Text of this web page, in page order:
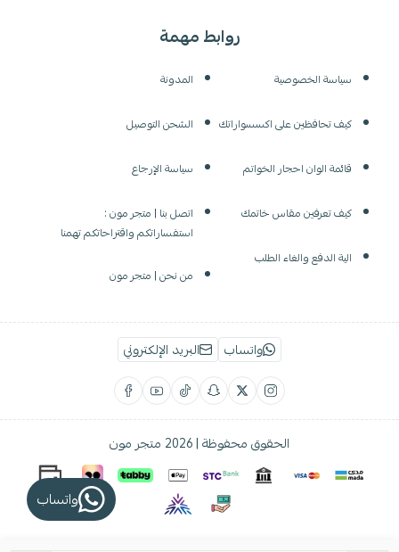
روابط مهمة
سياسة الخصوصية
كيف تحافظين على اكسسواراتك
قائمة الوان احجار الخواتم
كيف تعرفين مقاس خاتمك
الية الدفع والغاء الطلب
المدونة
الشحن التوصيل
سياسة الإرجاع
اتصل بنا | متجر مون :
استفساراتكم واقتراحاتكم تهمنا
من نحن | متجر مون
واتساب البريد الإلكتروني
الحقوق محفوظة | 2026 متجر مون
واتساب